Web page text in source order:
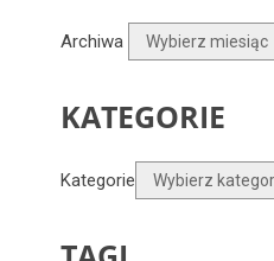
Archiwa
KATEGORIE
Kategorie